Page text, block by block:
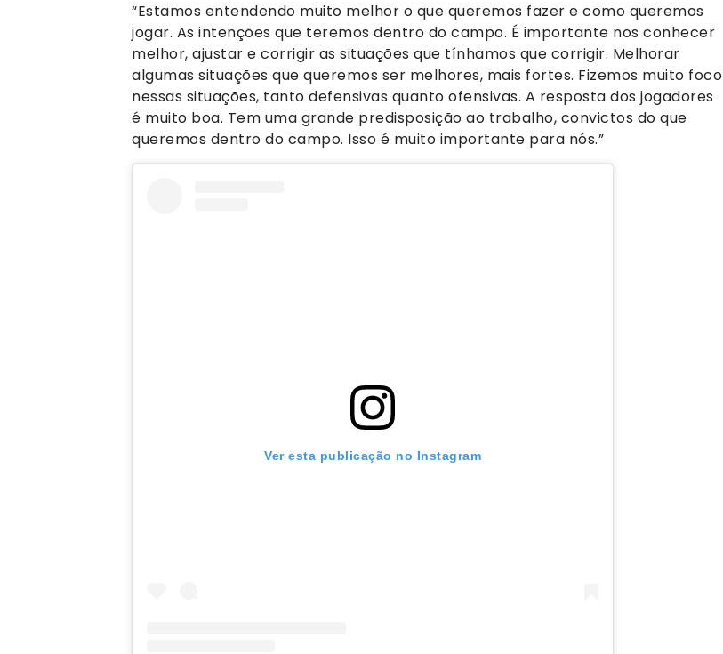
“Estamos entendendo muito melhor o que queremos fazer e como queremos
jogar. As intenções que teremos dentro do campo. É importante nos conhecer
melhor, ajustar e corrigir as situações que tínhamos que corrigir. Melhorar
algumas situações que queremos ser melhores, mais fortes. Fizemos muito foco
nessas situações, tanto defensivas quanto ofensivas. A resposta dos jogadores
é muito boa. Tem uma grande predisposição ao trabalho, convictos do que
queremos dentro do campo. Isso é muito importante para nós.”
Ver esta publicação no Instagram